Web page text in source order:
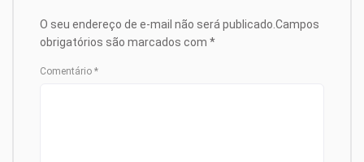
O seu endereço de e-mail não será publicado.Campos
obrigatórios são marcados com *
Comentário *